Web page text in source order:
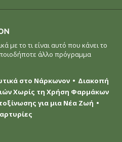
με το τι είναι αυτό που κάνει το
άλλο πρόγραμμα
στο Νάρκωνον
Διακοπή
Χωρίς τη Χρήση Φαρμάκων
για μια Νέα Ζωή